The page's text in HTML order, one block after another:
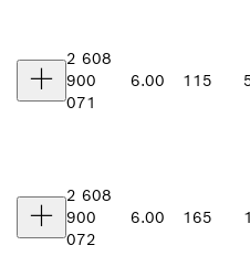
2 608
900
071
6.00 115
2 608
900
072
6.00 165